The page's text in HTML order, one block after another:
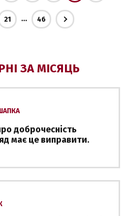
21 ... 46
ЗА МІСЯЦЬ
доброчесність
має це виправити.